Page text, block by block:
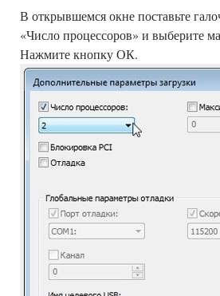
В открывшемся окне поставьте
«Число процессоров» и выберите
Нажмите кнопку ОК.